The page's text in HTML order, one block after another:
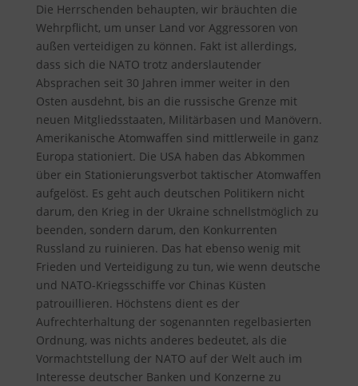
Die Herrschenden behaupten, wir bräuchten die
Wehrpflicht, um unser Land vor Aggressoren von
außen verteidigen zu können. Fakt ist allerdings,
dass sich die NATO trotz anderslautender
Absprachen seit 30 Jahren immer weiter in den
Osten ausdehnt, bis an die russische Grenze mit
neuen Mitgliedsstaaten, Militärbasen und Manövern.
Amerikanische Atomwaffen sind mittlerweile in ganz
Europa stationiert. Die USA haben das Abkommen
über ein Stationierungsverbot taktischer Atomwaffen
aufgelöst. Es geht auch deutschen Politikern nicht
darum, den Krieg in der Ukraine schnellstmöglich zu
beenden, sondern darum, den Konkurrenten
Russland zu ruinieren. Das hat ebenso wenig mit
Frieden und Verteidigung zu tun, wie wenn deutsche
und NATO-Kriegsschiffe vor Chinas Küsten
patrouillieren. Höchstens dient es der
Aufrechterhaltung der sogenannten regelbasierten
Ordnung, was nichts anderes bedeutet, als die
Vormachtstellung der NATO auf der Welt auch im
Interesse deutscher Banken und Konzerne zu